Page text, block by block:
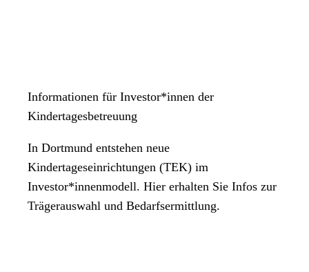
Informationen für Investor*innen der
Kindertagesbetreuung
In Dortmund entstehen neue
Kindertageseinrichtungen (TEK) im
Investor*innenmodell. Hier erhalten Sie Infos zur
Trägerauswahl und Bedarfsermittlung.